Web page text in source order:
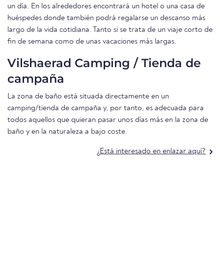
un día. En los alrededores encontrará un hotel o una casa de
huéspedes donde también podrá regalarse un descanso más
largo de la vida cotidiana. Tanto si se trata de un viaje corto de
fin de semana como de unas vacaciones más largas.
Vilshaerad Camping / Tienda de
campaña
La zona de baño está situada directamente en un
camping/tienda de campaña y, por tanto, es adecuada para
todos aquellos que quieran pasar unos días más en la zona de
baño y en la naturaleza a bajo coste.
¿Está interesado en enlazar aquí?